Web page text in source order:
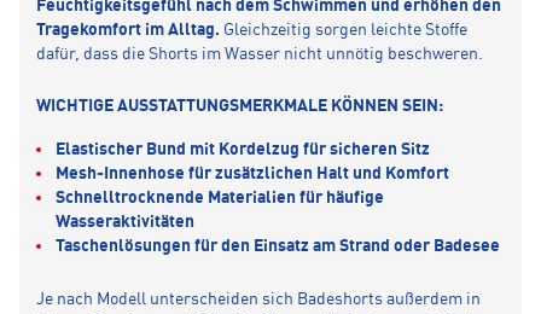
Feuchtigkeitsgefühl nach dem Schwimmen und erhöhen den
Tragekomfort im Alltag. Gleichzeitig sorgen leichte Stoffe
dafür, dass die Shorts im Wasser nicht unnötig beschweren.
WICHTIGE AUSSTATTUNGSMERKMALE KÖNNEN SEIN:
Elastischer Bund mit Kordelzug für sicheren Sitz
Mesh-Innenhose für zusätzlichen Halt und Komfort
Schnelltrocknende Materialien für häufige
Wasseraktivitäten
Taschenlösungen für den Einsatz am Strand oder Badesee
Je nach Modell unterscheiden sich Badeshorts außerdem in